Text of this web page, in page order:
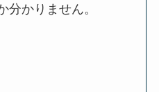
分かりません。